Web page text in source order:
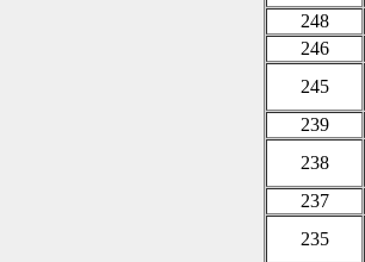
248
246
245
239
238
237
235